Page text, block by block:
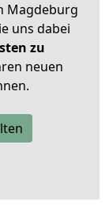
Magdeburg
uns dabei
zu
neuen